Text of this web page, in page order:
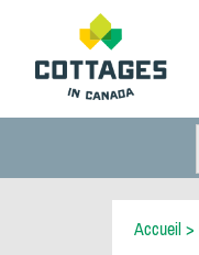
Accueil >